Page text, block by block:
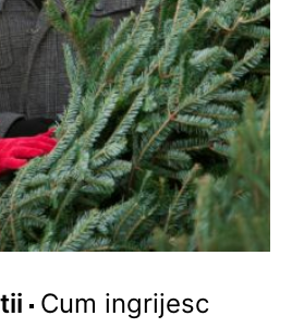
Cum ingrijesc